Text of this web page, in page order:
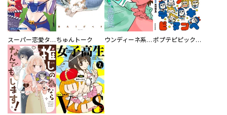
スーパー恋愛タイム！～現場でドＳな彼女は自宅でデレる～ ちゅんトーク ウンディーネ系彼氏 ポプテピピック SEASON EIGHT